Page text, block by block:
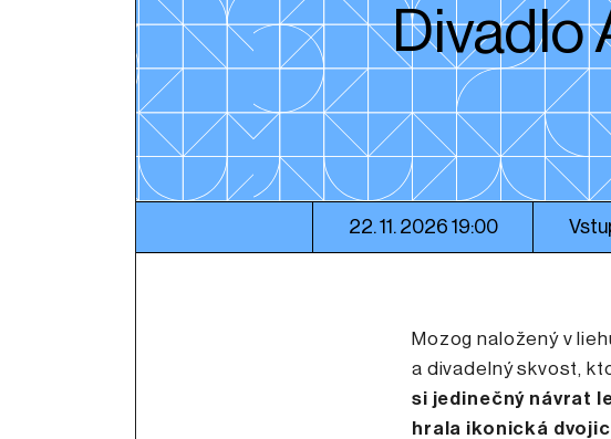
Divadlo
22. 11. 2026 19:00
Mozog naložený v
a divadelný skvost,
si jedinečný návrat
hrala ikonická